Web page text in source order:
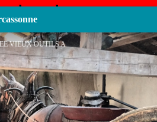
prudence.
VIEUX OUTILS A